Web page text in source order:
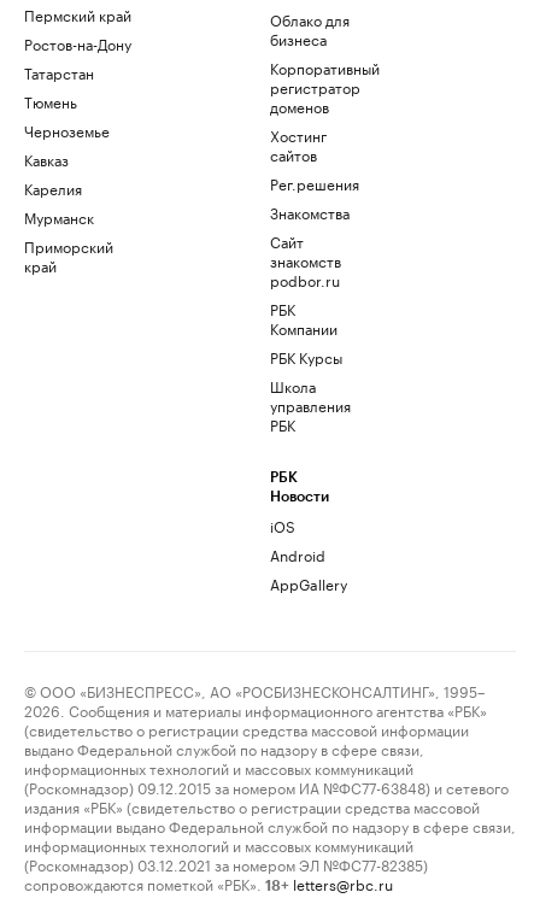
Пермский край
Ростов-на-Дону
Татарстан
Тюмень
Черноземье
Кавказ
Карелия
Мурманск
Приморский
край
Облако для
бизнеса
Корпоративный
регистратор
доменов
Хостинг
сайтов
Рег.решения
Знакомства
Сайт
знакомств
podbor.ru
РБК
Компании
РБК Курсы
Школа
управления
РБК
РБК
Новости
iOS
Android
AppGallery
© ООО «БИЗНЕСПРЕСС», АО «РОСБИЗНЕСКОНСАЛТИНГ», 1995–
2026. Сообщения и материалы информационного агентства «РБК»
(свидетельство о регистрации средства массовой информации
выдано Федеральной службой по надзору в сфере связи,
информационных технологий и массовых коммуникаций
(Роскомнадзор) 09.12.2015 за номером ИА №ФС77-63848) и сетевого
издания «РБК» (свидетельство о регистрации средства массовой
информации выдано Федеральной службой по надзору в сфере связи,
информационных технологий и массовых коммуникаций
(Роскомнадзор) 03.12.2021 за номером ЭЛ №ФС77-82385)
сопровождаются пометкой «РБК».
18+ letters@rbc.ru